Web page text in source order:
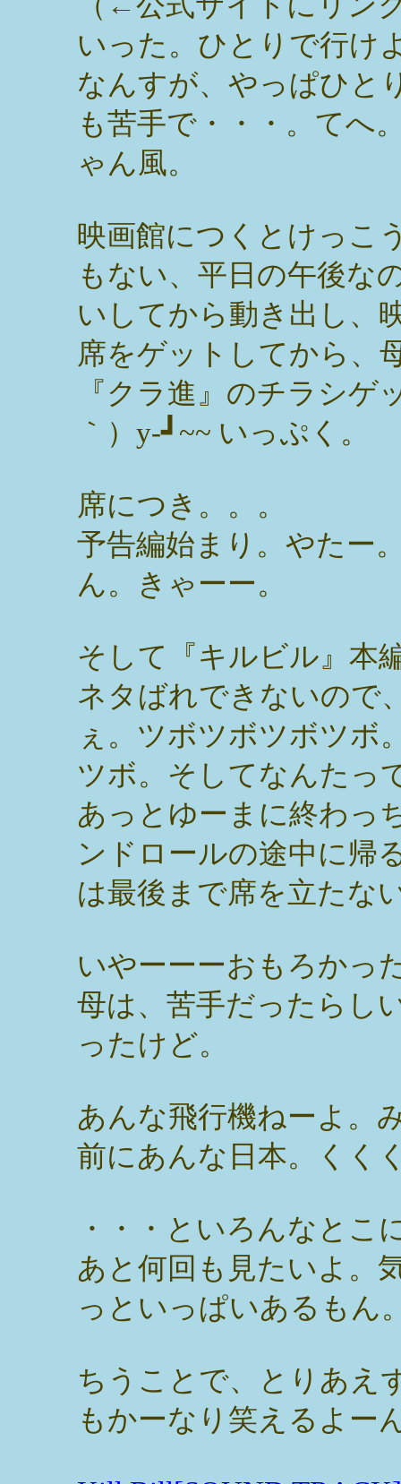
いった。ひとりで行け
なんすが、やっぱひと
も苦手で・・・。てへ
ゃん風。
映画館につくとけっこ
もない、平日の午後な
いしてから動き出し、
席をゲットしてから、
『クラ進』のチラシゲ
｀）y-┛~~ いっぷく。
席につき。。。
予告編始まり。やたー
ん。きゃーー。
そして『キルビル』本
ネタばれできないので
ぇ。ツボツボツボツボ
ツボ。そしてなんたっ
あっとゆーまに終わっ
ンドロールの途中に帰
は最後まで席を立たな
いやーーーおもろかっ
母は、苦手だったらし
ったけど。
あんな飛行機ねーよ。
前にあんな日本。くく
・・・といろんなとこ
あと何回も見たいよ。
っといっぱいあるもん
ちうことで、とりあえ
もかーなり笑えるよー